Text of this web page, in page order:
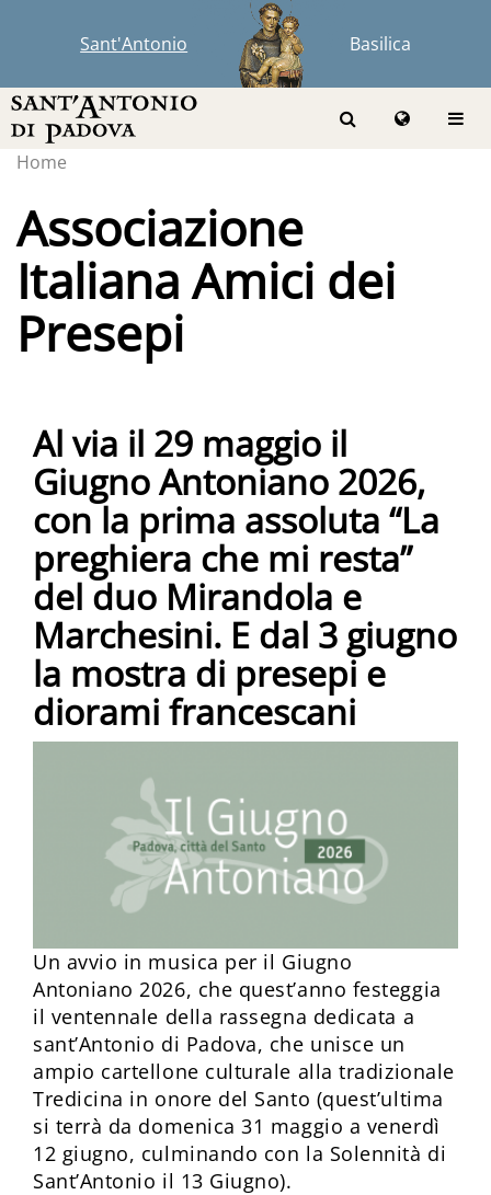
Sant'Antonio Basilica
Home
Associazione
Italiana Amici dei
Presepi
Al via il 29 maggio il
Giugno Antoniano 2026,
con la prima assoluta “La
preghiera che mi resta”
del duo Mirandola e
Marchesini. E dal 3 giugno
la mostra di presepi e
diorami francescani
Un avvio in musica per il Giugno
Antoniano 2026, che quest’anno festeggia
il ventennale della rassegna dedicata a
sant’Antonio di Padova, che unisce un
ampio cartellone culturale alla tradizionale
Tredicina in onore del Santo (quest’ultima
si terrà da domenica 31 maggio a venerdì
12 giugno, culminando con la Solennità di
Sant’Antonio il 13 Giugno).